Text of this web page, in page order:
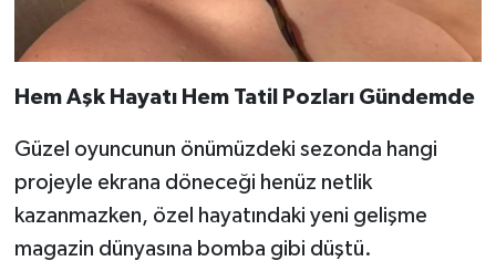
Hem Aşk Hayatı Hem Tatil Pozları Gündemde
Güzel oyuncunun önümüzdeki sezonda hangi
projeyle ekrana döneceği henüz netlik
kazanmazken, özel hayatındaki yeni gelişme
magazin dünyasına bomba gibi düştü.